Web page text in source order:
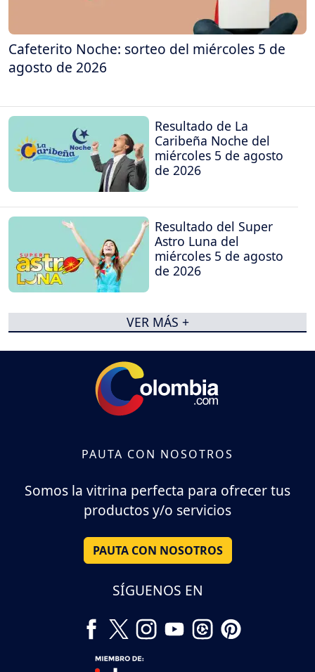
Cafeterito Noche: sorteo del miércoles 5 de
agosto de 2026
Resultado de La
Caribeña Noche del
miércoles 5 de agosto
de 2026
Resultado del Super
Astro Luna del
miércoles 5 de agosto
de 2026
VER MÁS +
PAUTA CON NOSOTROS
Somos la vitrina perfecta para ofrecer tus
productos y/o servicios
PAUTA CON NOSOTROS
SÍGUENOS EN